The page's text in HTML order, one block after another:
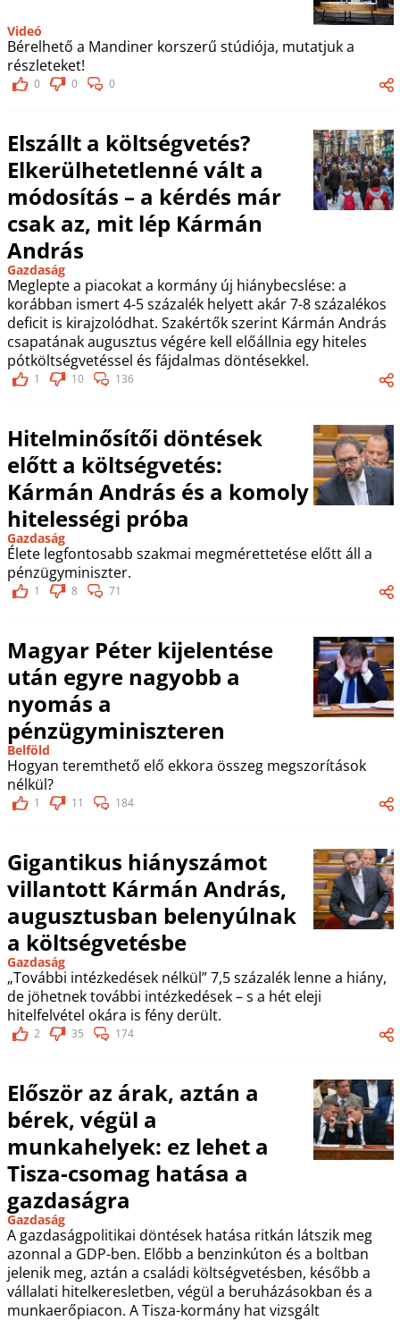
Videó
Bérelhető a Mandiner korszerű stúdiója, mutatjuk a
részleteket!
0 0 0
Elszállt a költségvetés?
Elkerülhetetlenné vált a
módosítás – a kérdés már
csak az, mit lép Kármán
András
Gazdaság
Meglepte a piacokat a kormány új hiánybecslése: a
korábban ismert 4-5 százalék helyett akár 7-8 százalékos
deficit is kirajzolódhat. Szakértők szerint Kármán András
csapatának augusztus végére kell előállnia egy hiteles
pótköltségvetéssel és fájdalmas döntésekkel.
1 10 136
Hitelminősítői döntések
előtt a költségvetés:
Kármán András és a komoly
hitelességi próba
Gazdaság
Élete legfontosabb szakmai megmérettetése előtt áll a
pénzügyminiszter.
1 8 71
Magyar Péter kijelentése
után egyre nagyobb a
nyomás a
pénzügyminiszteren
Belföld
Hogyan teremthető elő ekkora összeg megszorítások
nélkül?
1 11 184
Gigantikus hiányszámot
villantott Kármán András,
augusztusban belenyúlnak
a költségvetésbe
Gazdaság
„További intézkedések nélkül” 7,5 százalék lenne a hiány,
de jöhetnek további intézkedések – s a hét eleji
hitelfelvétel okára is fény derült.
2 35 174
Először az árak, aztán a
bérek, végül a
munkahelyek: ez lehet a
Tisza-csomag hatása a
gazdaságra
Gazdaság
A gazdaságpolitikai döntések hatása ritkán látszik meg
azonnal a GDP-ben. Előbb a benzinkúton és a boltban
jelenik meg, aztán a családi költségvetésben, később a
vállalati hitelkeresletben, végül a beruházásokban és a
munkaerőpiacon. A Tisza-kormány hat vizsgált